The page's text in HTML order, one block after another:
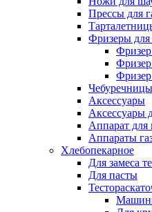
Прессы для
Фризеры
Чебуречницы
Аксессуары
Аксессуары
Аппарат
Аппараты
Хлебопекарное
Для замеса
Для пасты